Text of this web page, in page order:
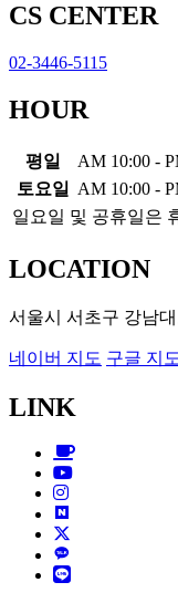
CS CENTER
02-3446-5115
HOUR
평일
AM 10:00 -
토요일
AM 10:00 -
일요일 및 공휴일은
LOCATION
서울시 서초구 강남
네이버 지도 구글 지도
LINK
Cafe
Youtube
Instagram